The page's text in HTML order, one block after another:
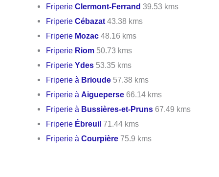
FriperieClermont-Ferrand 39.53 kms
FriperieCébazat 43.38 kms
Friperie Mozac 48.16 kms
Friperie Riom 50.73 kms
FriperieYdes 53.35 kms
Friperie à Brioude 57.38 kms
Friperie àAigueperse 66.14 kms
Friperie à Bussières-et-Pruns 67.49 kms
Friperie Ébreuil 71.44 kms
Friperie àCourpière 75.9 kms